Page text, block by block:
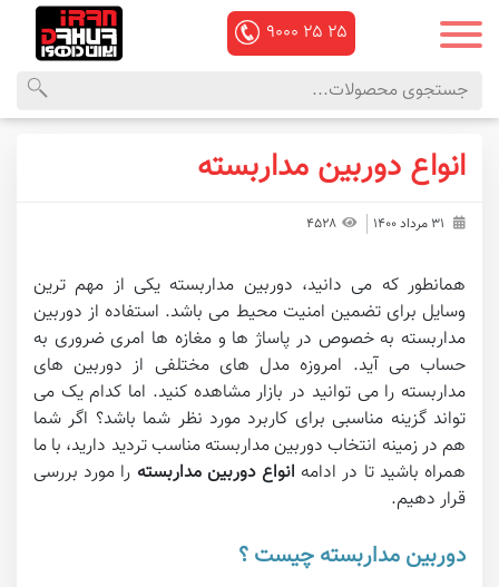
۹۰۰۰ ۲۵ ۲۵
محصولات
داهوا
منوی
اصلی
انواع دوربین مداربسته
۴۵۲۸
همانطور که می دانید، دوربین مداربسته یکی از مهم ترین
وسایل برای تضمین امنیت محیط می باشد. استفاده از دوربین
مداربسته به خصوص در پاساژ ها و مغازه ها امری ضروری به
حساب می آید. امروزه مدل های مختلفی از دوربین های
مداربسته را می توانید در بازار مشاهده کنید. اما کدام یک می
تواند گزینه مناسبی برای کاربرد مورد نظر شما باشد؟ اگر شما
هم در زمینه انتخاب دوربین مداربسته مناسب تردید دارید، با ما
همراه باشید تا در ادامه انواع دوربین مداربسته را مورد بررسی
قرار دهیم.
دوربین مداربسته چیست ؟